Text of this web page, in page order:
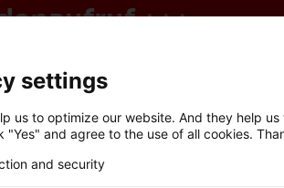
+++
der Hilfsorganisationen,
für die Nothilfe in Syrien:
Nothilfe Syrien
1020 30, BIC: BFSWDE33XXX
settings
us to optimize our website. And they help
"Yes" and agree to the use of all cookies.
and security